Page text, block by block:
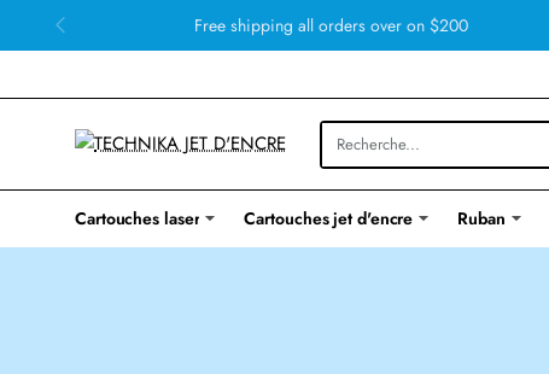
Free shipping all orders over on $200
Cartouches laser Cartouches jet d'encre Ruban